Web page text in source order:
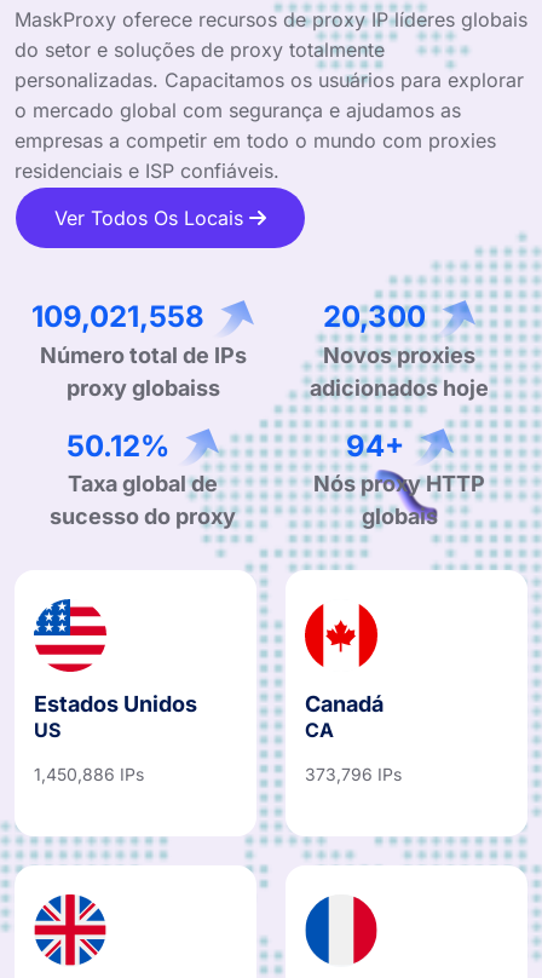
MaskProxy oferece recursos de proxy IP líderes globais
do setor e soluções de proxy totalmente
personalizadas. Capacitamos os usuários para explorar
o mercado global com segurança e ajudamos as
empresas a competir em todo o mundo com proxies
residenciais e ISP confiáveis.
Ver Todos Os Locais
207,364,467
Número total de IPs
proxy globaiss
38,613
Novos proxies
adicionados hoje
94.87%
Taxa global de
sucesso do proxy
180+
Nós proxy HTTP
globais
Estados Unidos
US
1,450,886 IPs
Canadá
CA
373,796 IPs